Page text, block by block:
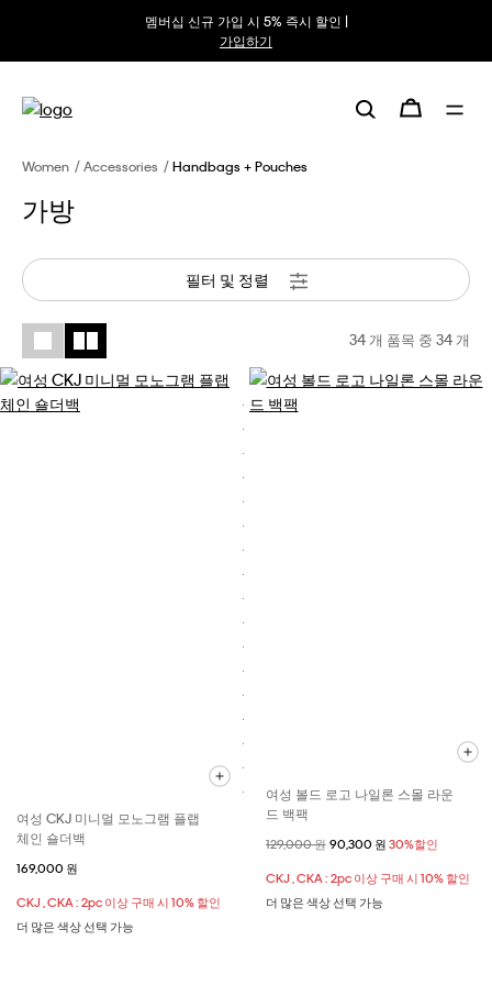
멤버십 신규 가입 시 5% 즉시 할인 |
가입하기
Women Accessories Handbags + Pouches
가방
필터 및 정렬
34 개 품목 중 34 개
여성 CKJ 미니멀 모노그램 플랩
체인 숄더백
169,000 원
CKJ , CKA : 2pc 이상 구매 시 10% 할인
더 많은 색상 선택 가능
여성 볼드 로고 나일론 스몰 라운
드 백팩
할인 전 가격
129,000 원할인된 가격
90,300 원 30%할인
CKJ , CKA : 2pc 이상 구매 시 10% 할인
더 많은 색상 선택 가능